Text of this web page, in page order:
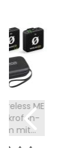
ME
mit...